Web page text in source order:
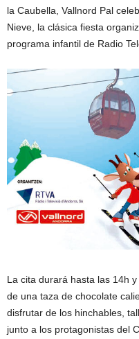
la Caubella, Vallnord Pal
Nieve, la clásica fiesta
programa infantil de Radio
La cita durará hasta las 14h
de una taza de chocolate
disfrutar de los hinchables,
junto a los protagonistas del